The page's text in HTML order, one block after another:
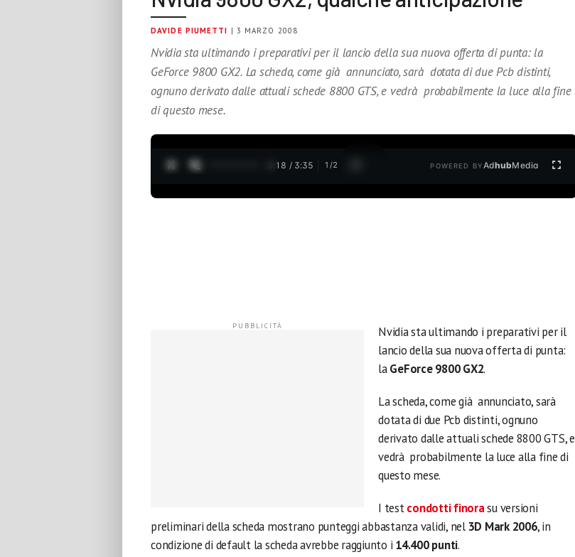
DAVIDE PIUMETTI | 3 MARZO 2008
Nvidia sta ultimando i preparativi per il lancio della sua nuova offerta di punta: la
GeForce 9800 GX2. La scheda, come già annunciato, sarà dotata di due Pcb distinti,
ognuno derivato dalle attuali schede 8800 GTS, e vedrà probabilmente la luce alla fine
di questo mese.
0:19 / 3:35 1 /2 POWERED BYAdhubMedia
Nvidia sta ultimando i preparativi per il
lancio della sua nuova offerta di punta:
laGeForce 9800 GX2.
La scheda, come già annunciato, sarà
dotata di due Pcb distinti, ognuno
derivato dalle attuali schede 8800 GTS, e
vedrà probabilmente la luce alla fine di
questo mese.
I testcondotti finorasu versioni
preliminari della scheda mostrano punteggi abbastanza validi, nel 3D Mark 2006, in
condizione di default la scheda avrebbe raggiunto i 14.400 punti.